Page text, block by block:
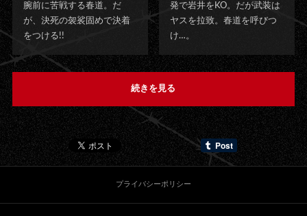
腕前に苦戦する春道。だ
が、決死の袈裟固めで決着
をつける!!
発で岩井をKO。だが武装は
ヤスを拉致。春道を呼びつ
け…。
続きを見る
プライバシーポリシー